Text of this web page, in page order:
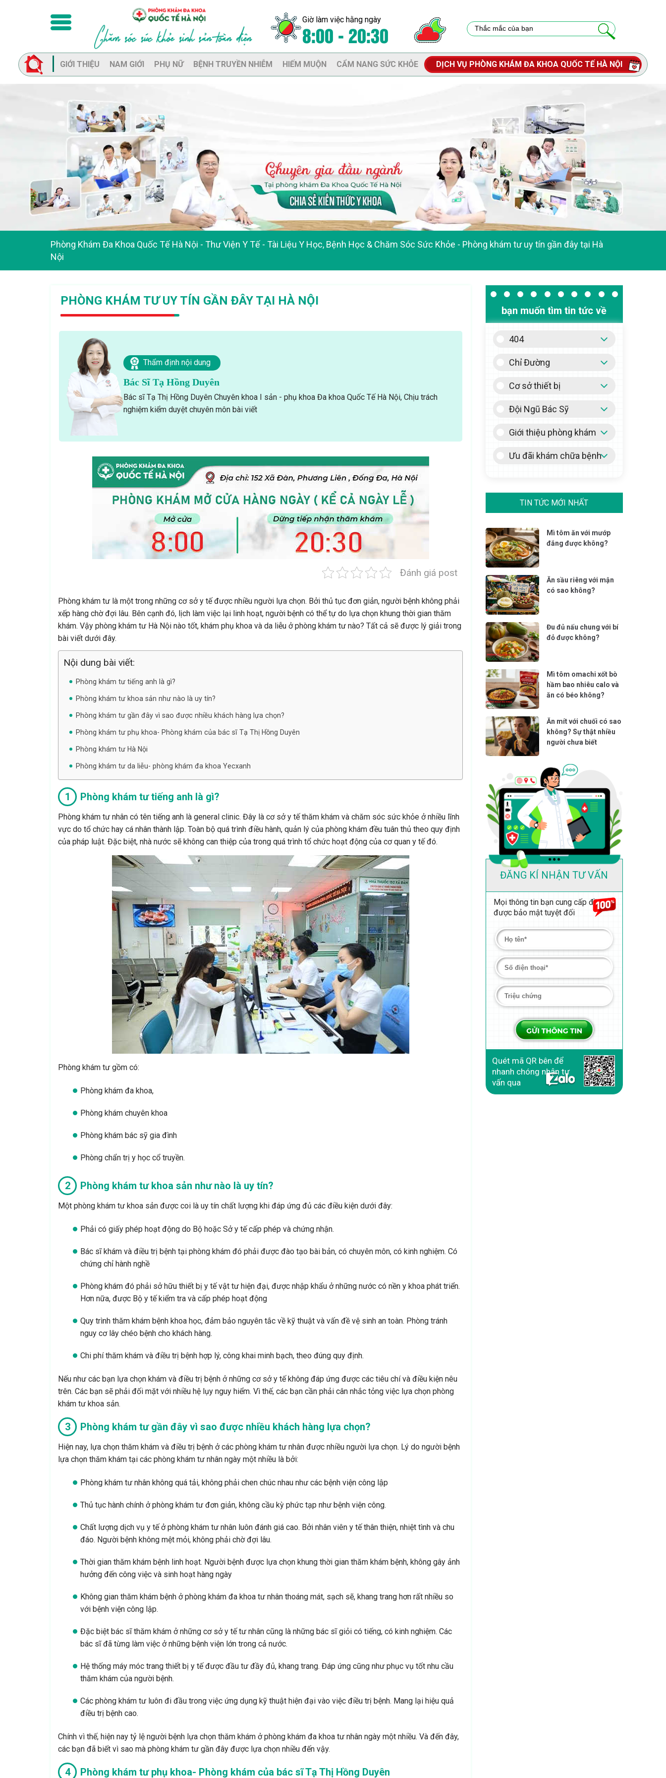
Giờ làm việc hằng ngày
8:00 - 20:30
GIỚI THIỆU NAM GIỚI PHỤ NỮ BỆNH TRUYỀN NHIỄM HIẾM MUỘN CẨM NANG SỨC KHỎE DỊCH VỤ PHÒNG KHÁM ĐA KHOA QUỐC TẾ HÀ NỘI
Phòng Khám Đa Khoa Quốc Tế Hà Nội - Thư Viện Y Tế - Tài Liệu Y Học, Bệnh Học & Chăm Sóc Sức Khỏe - Phòng khám tư uy tín gần đây tại Hà
Nội
PHÒNG KHÁM TƯ UY TÍN GẦN ĐÂY TẠI HÀ NỘI
Thẩm định nội dung
Bác Sĩ Tạ Hồng Duyên
Bác sĩ Tạ Thị Hồng Duyên Chuyên khoa I sản - phụ khoa Đa khoa Quốc Tế Hà Nội, Chịu trách
nghiệm kiểm duyệt chuyên môn bài viết
Đánh giá post
Phòng khám tư là một trong những cơ sở y tế được nhiều người lựa chọn. Bởi thủ tục đơn giản, người bệnh không phải
xếp hàng chờ đợi lâu. Bên cạnh đó, lịch làm việc lại linh hoạt, người bệnh có thể tự do lựa chọn khung thời gian thăm
khám. Vậy phòng khám tư Hà Nội nào tốt, khám phụ khoa và da liễu ở phòng khám tư nào? Tất cả sẽ được lý giải trong
bài viết dưới đây.
Nội dung bài viết:
Phòng khám tư tiếng anh là gì?
Phòng khám tư khoa sản như nào là uy tín?
Phòng khám tư gần đây vì sao được nhiều khách hàng lựa chọn?
Phòng khám tư phụ khoa- Phòng khám của bác sĩ Tạ Thị Hồng Duyên
Phòng khám tư Hà Nội
Phòng khám tư da liễu- phòng khám đa khoa Yecxanh
Phòng khám tư tiếng anh là gì?
Phòng khám tư nhân có tên tiếng anh là general clinic. Đây là cơ sở y tế thăm khám và chăm sóc sức khỏe ở nhiều lĩnh
vực do tổ chức hay cá nhân thành lập. Toàn bộ quá trình điều hành, quản lý của phòng khám đều tuân thủ theo quy định
của pháp luật. Đặc biệt, nhà nước sẽ không can thiệp của trong quá trình tổ chức hoạt động của cơ quan y tế đó.
Phòng khám tư gồm có:
Phòng khám đa khoa,
Phòng khám chuyên khoa
Phòng khám bác sỹ gia đình
Phòng chẩn trị y học cổ truyền.
Phòng khám tư khoa sản như nào là uy tín?
Một phòng khám tư khoa sản được coi là uy tín chất lượng khi đáp ứng đủ các điều kiện dưới đây:
Phải có giấy phép hoạt động do Bộ hoặc Sở y tế cấp phép và chứng nhận.
Bác sĩ khám và điều trị bệnh tại phòng khám đó phải được đào tạo bài bản, có chuyên môn, có kinh nghiệm. Có
chứng chỉ hành nghề
Phòng khám đó phải sở hữu thiết bị y tế vật tư hiện đại, được nhập khẩu ở những nước có nền y khoa phát triển.
Hơn nữa, được Bộ y tế kiểm tra và cấp phép hoạt động
Quy trình thăm khám bệnh khoa học, đảm bảo nguyên tắc về kỹ thuật và vấn đề vệ sinh an toàn. Phòng tránh
nguy cơ lây chéo bệnh cho khách hàng.
Chi phí thăm khám và điều trị bệnh hợp lý, công khai minh bạch, theo đúng quy định.
Nếu như các bạn lựa chọn khám và điều trị bệnh ở những cơ sở y tế không đáp ứng được các tiêu chí và điều kiện nêu
trên. Các bạn sẽ phải đối mặt với nhiều hệ lụy nguy hiểm. Vì thế, các bạn cần phải cân nhắc tỏng việc lựa chọn phòng
khám tư khoa sản.
Phòng khám tư gần đây vì sao được nhiều khách hàng lựa chọn?
Hiện nay, lựa chọn thăm khám và điều trị bệnh ở các phòng khám tư nhân được nhiều người lựa chọn. Lý do người bệnh
lựa chọn thăm khám tại các phòng khám tư nhân ngày một nhiều là bởi:
Phòng khám tư nhân không quá tải, không phải chen chúc nhau như các bệnh viện công lập
Thủ tục hành chính ở phòng khám tư đơn giản, không cầu kỳ phức tạp như bệnh viện công.
Chất lượng dịch vụ y tế ở phòng khám tư nhân luôn đánh giá cao. Bởi nhân viên y tế thân thiện, nhiệt tình và chu
đáo. Người bệnh không mệt mỏi, không phải chờ đợi lâu.
Thời gian thăm khám bệnh linh hoạt. Người bệnh được lựa chọn khung thời gian thăm khám bệnh, không gây ảnh
hưởng đến công việc và sinh hoạt hàng ngày
Không gian thăm khám bệnh ở phòng khám đa khoa tư nhân thoáng mát, sạch sẽ, khang trang hơn rất nhiều so
với bệnh viện công lập.
Đặc biệt bác sĩ thăm khám ở những cơ sở y tế tư nhân cũng là những bác sĩ giỏi có tiếng, có kinh nghiệm. Các
bác sĩ đã từng làm việc ở những bệnh viện lớn trong cả nước.
Hệ thống máy móc trang thiết bị y tế được đầu tư đầy đủ, khang trang. Đáp ứng cũng như phục vụ tốt nhu cầu
thăm khám của người bệnh.
Các phòng khám tư luôn đi đầu trong việc ứng dụng kỹ thuật hiện đại vào việc điều trị bệnh. Mang lại hiệu quả
điều trị bệnh cao.
Chính vì thế, hiện nay tỷ lệ người bệnh lựa chọn thăm khám ở phòng khám đa khoa tư nhân ngày một nhiều. Và đến đây,
các bạn đã biết vì sao mà phòng khám tư gần đây được lựa chọn nhiều đến vậy.
Phòng khám tư phụ khoa- Phòng khám của bác sĩ Tạ Thị Hồng Duyên
bạn muốn tìm tin tức về
404
Chỉ Đường
Cơ sở thiết bị
Đội Ngũ Bác Sỹ
Giới thiệu phòng khám
Ưu đãi khám chữa bệnh
TIN TỨC MỚI NHẤT
Mì tôm ăn với mướp
đắng được không?
Ăn sầu riêng với mận
có sao không?
Đu đủ nấu chung với bí
đỏ được không?
Mì tôm omachi xốt bò
hầm bao nhiêu calo và
ăn có béo không?
Ăn mít với chuối có sao
không? Sự thật nhiều
người chưa biết
ĐĂNG KÍ NHẬN TƯ VẤN
Mọi thông tin bạn cung cấp đều
được bảo mật tuyệt đối
Quét mã QR bên để
nhanh chóng nhận tư
vấn qua